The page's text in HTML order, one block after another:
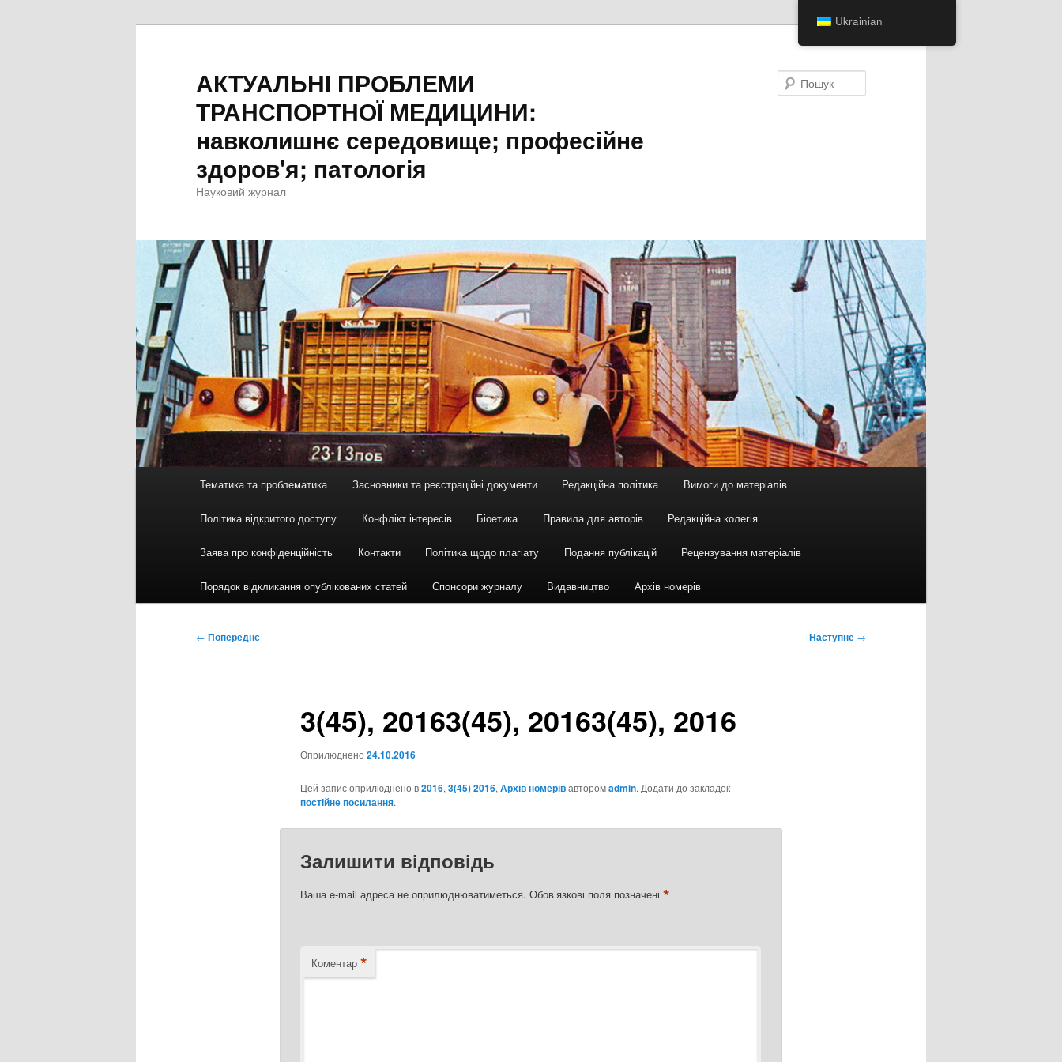
АКТУАЛЬНІ ПРОБЛЕМИ
ТРАНСПОРТНОЇ МЕДИЦИНИ:
навколишнє середовище; професійне
здоров'я; патологія
Науковий журнал
Тематика та проблематика Засновники та реєстраційні документи Редакційна політика Вимоги до матеріалів
Політика відкритого доступу Конфлікт інтересів Біоетика Правила для авторів Редакційна колегія
Заява про конфіденційність Контакти Політика щодо плагіату Подання публікацій Рецензування матеріалів
Порядок відкликання опублікованих статей Спонсори журналу Видавництво Архів номерів
Навігація
← Попереднє Наступне →
3(45), 20163(45), 20163(45), 2016
Оприлюднено 24.10.2016
Цей запис оприлюднено в2016, 3(45) 2016, Архів номерівавторомadmin. Додати до закладок
постійне посилання.
Залишити відповідь
Ваша e-mail адреса не оприлюднюватиметься. Обов’язкові поля позначені *
Коментар *
Ukrainian